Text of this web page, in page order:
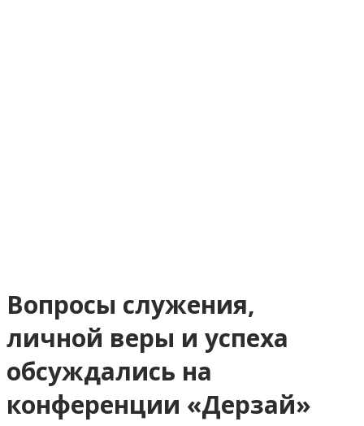
Вопросы служения,
личной веры и успеха
обсуждались на
конференции «Дерзай»